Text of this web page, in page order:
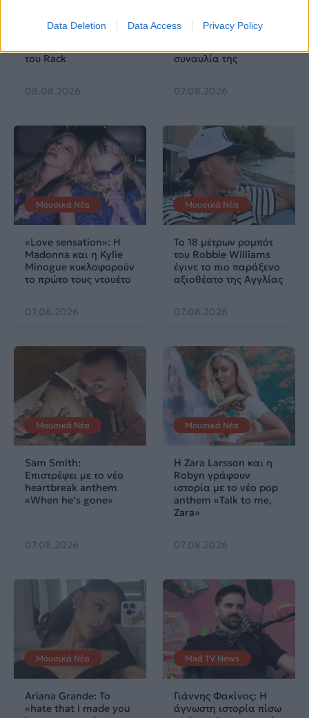
Data Deletion Data Access Privacy Policy
«Μονομάχους» στα
VMA: 5+1 στιγμές που
του Rack
08.08.2026
καρδιάς»: Το μήνυμα
της Ανδρομάχης μετά
συναυλία της
07.08.2026
Μουσικά Νέα
«Love sensation»: Η
Madonna και η Kylie
Minogue κυκλοφορούν
το πρώτο τους ντουέτο
07.08.2026
Μουσικά Νέα
Το 18 μέτρων ρομπότ
του Robbie Williams
έγινε το πιο παράξενο
αξιοθέατο της Αγγλίας
07.08.2026
Μουσικά Νέα
Sam Smith:
Επιστρέφει με το νέο
heartbreak anthem
«When he’s gone»
07.08.2026
Μουσικά Νέα
Η Zara Larsson και η
Robyn γράφουν
ιστορία με το νέο pop
anthem «Talk to me,
Zara»
07.08.2026
Μουσικά Νέα
Ariana Grande: Το
«hate that i made you
Mad TV News
Γιάννης Φακίνος: Η
άγνωστη ιστορία πίσω